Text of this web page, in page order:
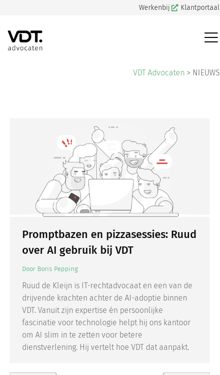
Werkenbij Klantportaal
VDT Advocaten > NIEUWS
Promptbazen en pizzasessies: Ruud
over AI gebruik bij VDT
Door Boris Pepping
Ruud de Kleijn is IT-rechtadvocaat en een van de
drijvende krachten achter de AI-adoptie binnen
VDT. Vanuit zijn expertise én persoonlijke
fascinatie voor technologie helpt hij ons kantoor
om AI slim in te zetten voor betere
dienstverlening. Hij vertelt hoe VDT dat aanpakt.